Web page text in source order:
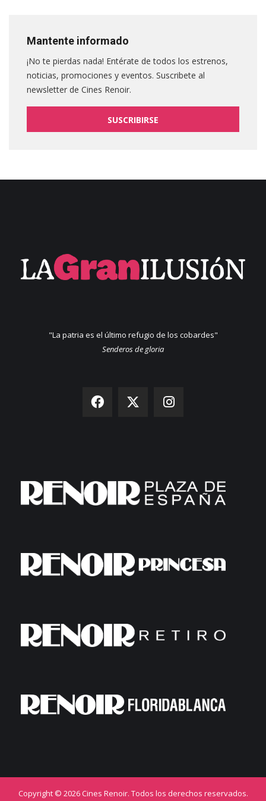
Mantente informado
¡No te pierdas nada! Entérate de todos los estrenos,
noticias, promociones y eventos. Suscribete al
newsletter de Cines Renoir.
SUSCRIBIRSE
"La patria es el último refugio de los cobardes"
Senderos de gloria
Copyright © 2026 Cines Renoir. Todos los derechos reservados.